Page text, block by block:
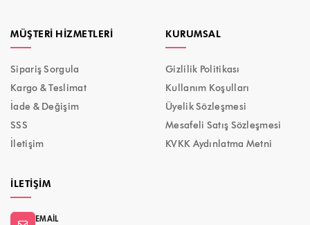
MÜŞTERI HIZMETLERI
Sipariş Sorgula
Kargo & Teslimat
İade & Değişim
SSS
İletişim
KURUMSAL
Gizlilik Politikası
Kullanım Koşulları
Üyelik Sözleşmesi
Mesafeli Satış Sözleşmesi
KVKK Aydınlatma Metni
İLETIŞIM
EMAIL